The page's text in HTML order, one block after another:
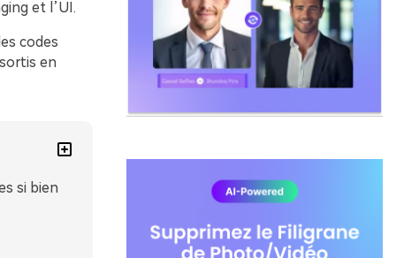
et l’UI.
codes
en
si bien